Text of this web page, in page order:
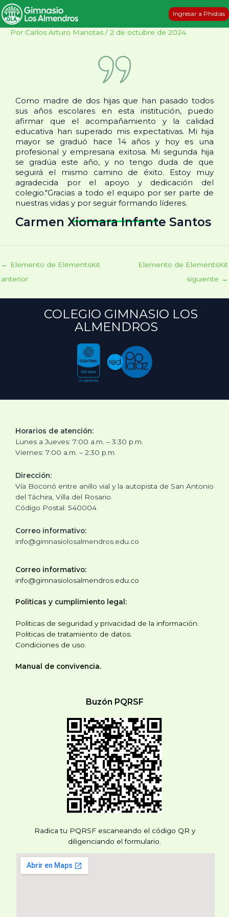
al
contenido
Ingresar a Phidias
Por Carlos Arturo Manotas / 2 de octubre de 2024
Como madre de dos hijas que han pasado todos
sus años escolares en esta institución, puedo
afirmar que el acompañamiento y la calidad
educativa han superado mis expectativas. Mi hija
mayor se graduó hace 14 años y hoy es una
profesional y empresaria exitosa. Mi segunda hija
se gradúa este año, y no tengo duda de que
seguirá el mismo camino de éxito. Estoy muy
agradecida por el apoyo y dedicación del
colegio."Gracias a todo el equipo por ser parte de
nuestras vidas y por seguir formando líderes.
Carmen Xiomara Infante Santos
Navegación
de
entradas
← Elemento de ElementsKit
anterior
Elemento de ElementsKit
siguiente →
COLEGIO GIMNASIO LOS
ALMENDROS
Horarios de atención:
Lunes a Jueves: 7:00 a.m. – 3:30 p.m.
Viernes: 7:00 a.m. – 2:30 p.m.
Dirección:
Vía Boconó entre anillo vial y la autopista de San Antonio
del Táchira, Villa del Rosario.
Código Postal: 540004
Correo informativo:
info@gimnasiolosalmendros.edu.co
Correo informativo:
info@gimnasiolosalmendros.edu.co
Politicas y cumplimiento legal:
Politicas de seguridad y privacidad de la información.
Politicas de tratamiento de datos.
Condiciones de uso.
Manual de convivencia.
Buzón PQRSF
Radica tu PQRSF escaneando el código QR y
diligenciando el formulario.